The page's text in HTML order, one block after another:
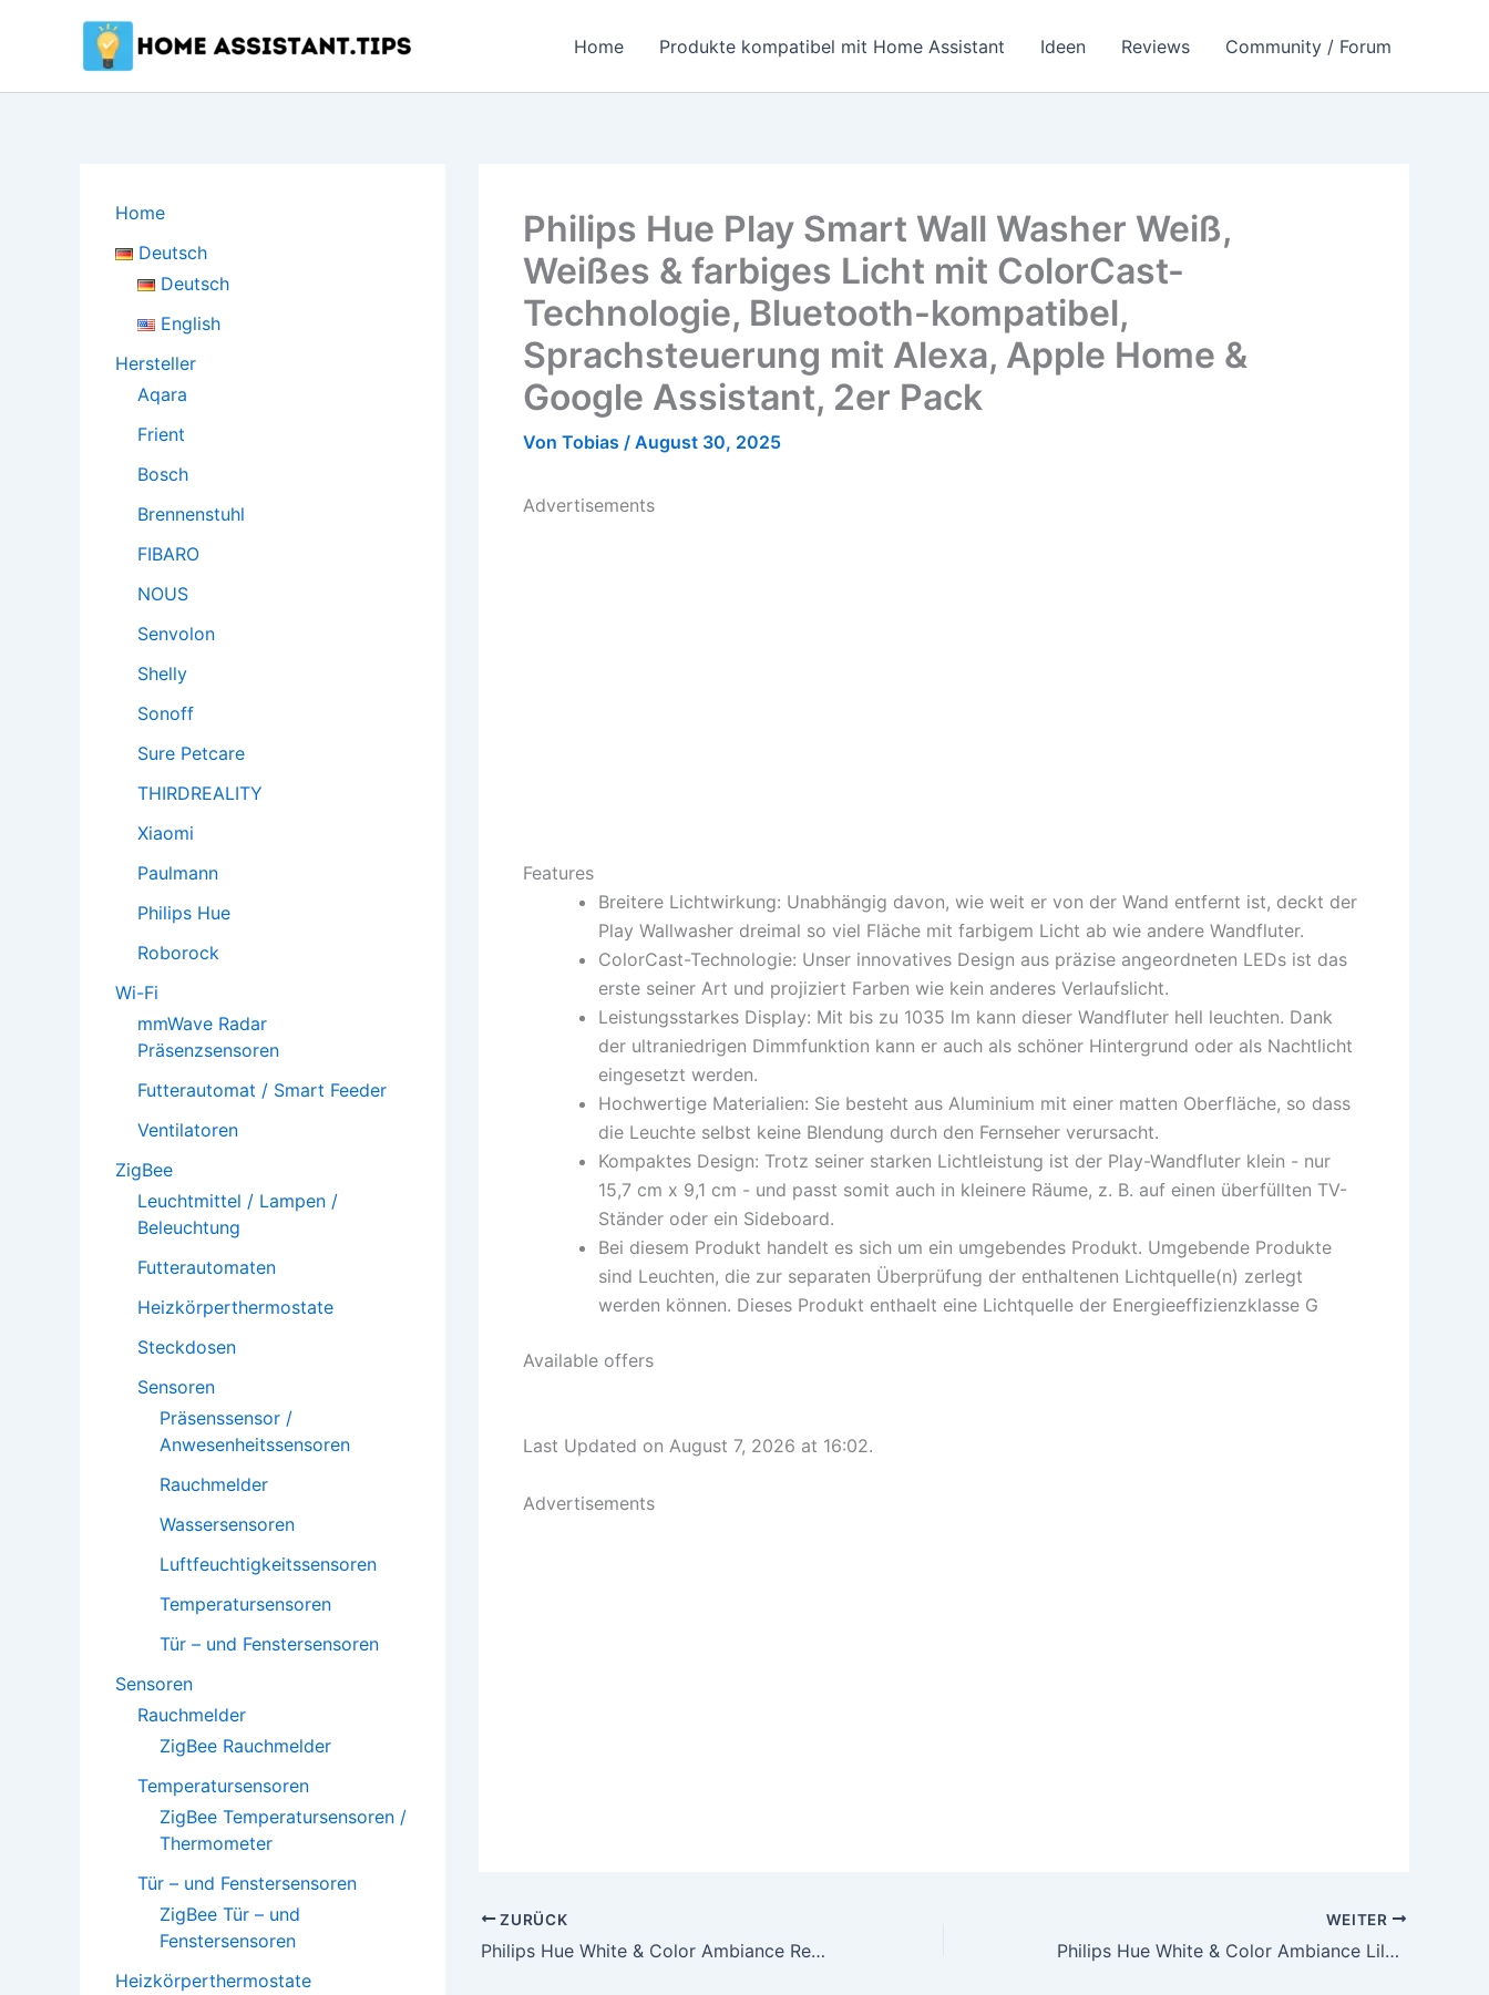
Home Produkte kompatibel mit Home Assistant Ideen Reviews Community / Forum
Home
Deutsch
Deutsch
English
Hersteller
Aqara
Frient
Bosch
Brennenstuhl
FIBARO
NOUS
Senvolon
Shelly
Sonoff
Sure Petcare
THIRDREALITY
Xiaomi
Paulmann
Philips Hue
Roborock
Wi-Fi
mmWave Radar
Präsenzsensoren
Futterautomat / Smart Feeder
Ventilatoren
ZigBee
Leuchtmittel / Lampen /
Beleuchtung
Futterautomaten
Heizkörperthermostate
Steckdosen
Sensoren
Präsenssensor /
Anwesenheitssensoren
Rauchmelder
Wassersensoren
Luftfeuchtigkeitssensoren
Temperatursensoren
Tür – und Fenstersensoren
Sensoren
Rauchmelder
ZigBee Rauchmelder
Temperatursensoren
ZigBee Temperatursensoren /
Thermometer
Tür – und Fenstersensoren
ZigBee Tür – und
Fenstersensoren
Heizkörperthermostate
Philips Hue Play Smart Wall Washer Weiß,
Weißes & farbiges Licht mit ColorCast-
Technologie, Bluetooth-kompatibel,
Sprachsteuerung mit Alexa, Apple Home &
Google Assistant, 2er Pack
Von Tobias / August 30, 2025
Advertisements
Features
Breitere Lichtwirkung: Unabhängig davon, wie weit er von der Wand entfernt ist, deckt der
Play Wallwasher dreimal so viel Fläche mit farbigem Licht ab wie andere Wandfluter.
ColorCast-Technologie: Unser innovatives Design aus präzise angeordneten LEDs ist das
erste seiner Art und projiziert Farben wie kein anderes Verlaufslicht.
Leistungsstarkes Display: Mit bis zu 1035 lm kann dieser Wandfluter hell leuchten. Dank
der ultraniedrigen Dimmfunktion kann er auch als schöner Hintergrund oder als Nachtlicht
eingesetzt werden.
Hochwertige Materialien: Sie besteht aus Aluminium mit einer matten Oberfläche, so dass
die Leuchte selbst keine Blendung durch den Fernseher verursacht.
Kompaktes Design: Trotz seiner starken Lichtleistung ist der Play-Wandfluter klein - nur
15,7 cm x 9,1 cm - und passt somit auch in kleinere Räume, z. B. auf einen überfüllten TV-
Ständer oder ein Sideboard.
Bei diesem Produkt handelt es sich um ein umgebendes Produkt. Umgebende Produkte
sind Leuchten, die zur separaten Überprüfung der enthaltenen Lichtquelle(n) zerlegt
werden können. Dieses Produkt enthaelt eine Lichtquelle der Energieeffizienzklasse G
Available offers
Last Updated on August 7, 2026 at 16:02.
Advertisements
ZURÜCK
Philips Hue White & Color Ambiance Resonate Outdoor Wandleuchte (1.180 lm), dimmbare Außenleuchte für das Hue Lichtsystem mit 16 Mio. Farben, smarte Lichtsteuerung über Sprache oder App, schwarz
WEITER
Philips Hue White & Color Ambiance Lily Gartenspot Standard Set mit 40W Netzteil (590 lm), dimmbare Außenleuchte mit 16 Millionen Farben, smarte Lichtsteuerung über Sprache oder App, schwarz, 4er Pack